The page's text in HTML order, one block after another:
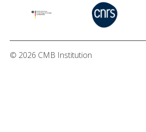
© 2026 CMB Institution